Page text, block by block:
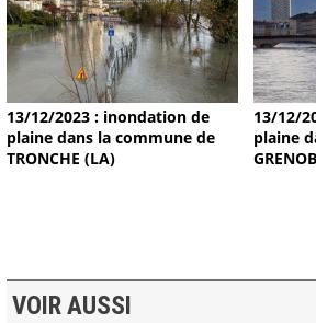
13/12/2023 : inondation de
plaine dans la commune de
TRONCHE (LA)
13/12/
plaine
VOIR AUSSI